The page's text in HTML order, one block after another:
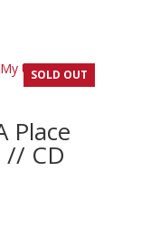
SOLD OUT
Place
// CD